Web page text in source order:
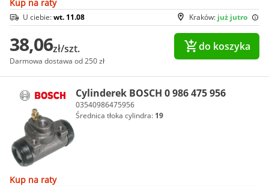
Kup na raty
Kraków: już jutro
U ciebie:wt. 11.08
38,06zł/szt.
Darmowa dostawa od 250 zł
do koszyka
Cylinderek BOSCH 0 986 475 956
03540986475956
Średnica tłoka cylindra: 19
Kup na raty